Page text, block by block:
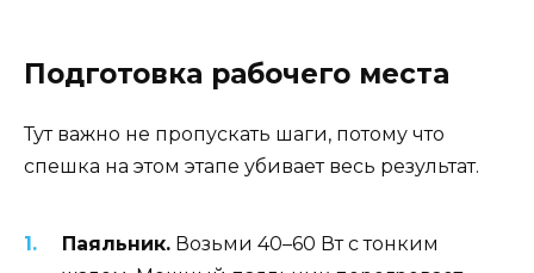
Подготовка рабочего места
Тут важно не пропускать шаги, потому что
спешка на этом этапе убивает весь результат.
Паяльник. Возьми 40–60 Вт с тонким